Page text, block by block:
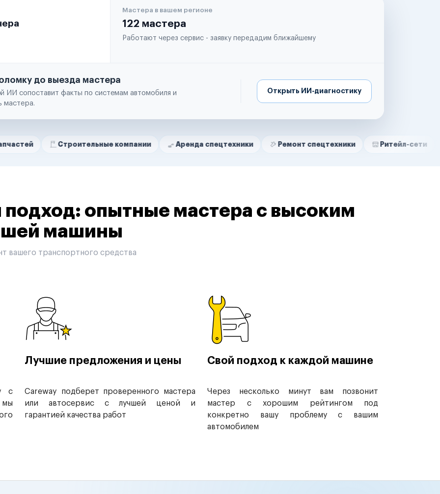
Мастера в вашем регионе
122 мастера
Работают через сервис - заявку передадим ближайшему
до выезда мастера
ИИ сопоставит факты по системам автомобиля и
мастера.
Открыть ИИ-диагностику
Строительные компании Аренда спецтехники Ремонт спецтехники Ритейл-сети
опытные мастера с высоким
машины
вашего транспортного средства
с
мы
Лучшие предложения и цены
Careway подберет проверенного мастера
или автосервис с лучшей ценой и
гарантией качества работ
Свой подход к каждой машине
Через несколько минут вам позвонит
мастер с хорошим рейтингом под
конкретно вашу проблему с вашим
автомобилем